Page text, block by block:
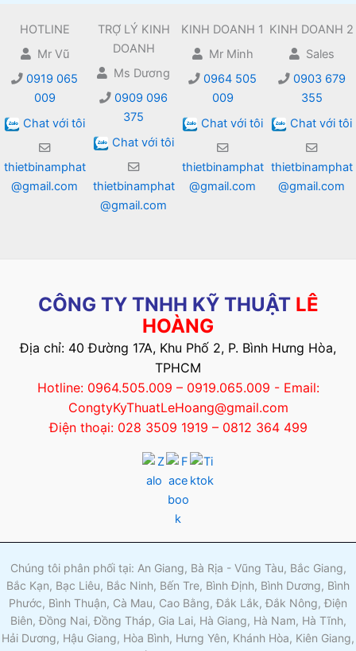
HOTLINE
Mr Vũ
0919 065
009
Chat với tôi
thietbinamphat
@gmail.com
TRỢ LÝ KINH
DOANH
Ms Dương
0909 096
375
Chat với tôi
thietbinamphat
@gmail.com
KINH DOANH 1
Mr Minh
0964 505
009
Chat với tôi
thietbinamphat
@gmail.com
KINH DOANH 2
Sales
0903 679
355
Chat với tôi
thietbinamphat
@gmail.com
CÔNG TY TNHH KỸ THUẬT LÊ
HOÀNG
Địa chỉ: 40 Đường 17A, Khu Phố 2, P. Bình Hưng Hòa,
TPHCM
Hotline: 0964.505.009 – 0919.065.009 - Email:
CongtyKyThuatLeHoang@gmail.com
Điện thoại: 028 3509 1919 – 0812 364 499
Chúng tôi phân phối tại: An Giang, Bà Rịa - Vũng Tàu, Bắc Giang,
Bắc Kạn, Bạc Liêu, Bắc Ninh, Bến Tre, Bình Định, Bình Dương, Bình
Phước, Bình Thuận, Cà Mau, Cao Bằng, Đắk Lắk, Đắk Nông, Điện
Biên, Đồng Nai, Đồng Tháp, Gia Lai, Hà Giang, Hà Nam, Hà Tĩnh,
Hải Dương, Hậu Giang, Hòa Bình, Hưng Yên, Khánh Hòa, Kiên Giang,